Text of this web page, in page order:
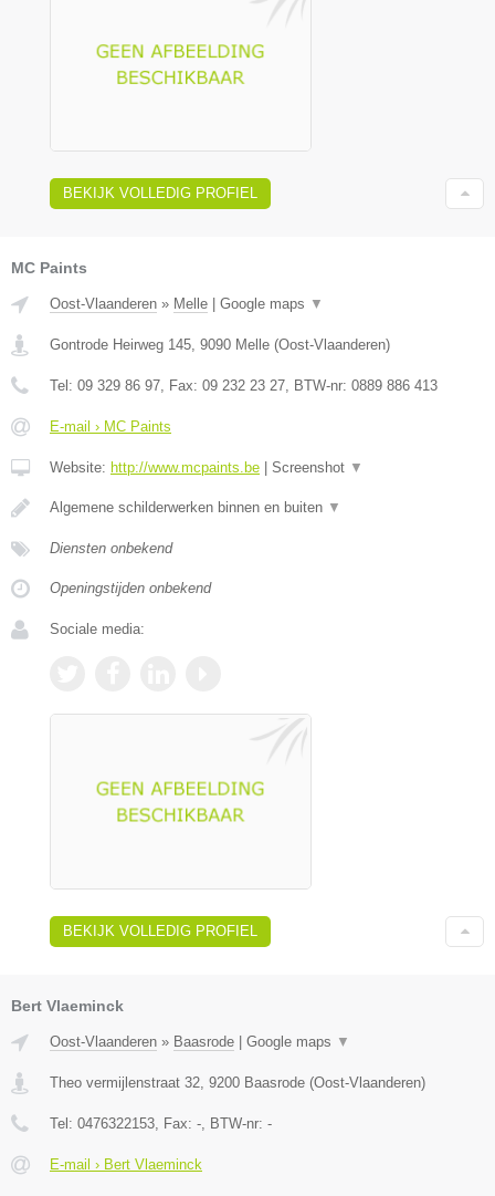
BEKIJK VOLLEDIG PROFIEL
MC Paints
Oost-Vlaanderen » Melle Google maps ▼
Gontrode Heirweg 145, 9090 Melle (Oost-Vlaanderen)
Tel: 09 329 86 97, Fax: 09 232 23 27, BTW-nr: 0889 886 413
E-mail › MC Paints
Website: http://www.mcpaints.be Screenshot ▼
Algemene schilderwerken binnen en buiten ▼
Diensten onbekend
Openingstijden onbekend
Sociale media:
BEKIJK VOLLEDIG PROFIEL
Bert Vlaeminck
Oost-Vlaanderen » Baasrode Google maps ▼
Theo vermijlenstraat 32, 9200 Baasrode (Oost-Vlaanderen)
Tel: 0476322153, Fax: -, BTW-nr: -
E-mail › Bert Vlaeminck